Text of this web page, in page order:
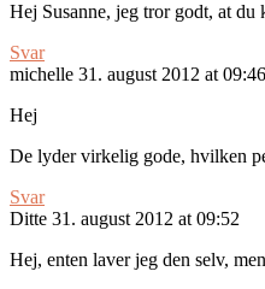
Hej Susanne, jeg tror godt, at du
Svar
michelle 31. august 2012 at 09:46
Hej
De lyder virkelig gode, hvilken
Svar
Ditte 31. august 2012 at 09:52
Hej, enten laver jeg den selv,